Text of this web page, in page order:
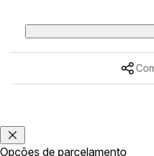
Opções de parcelamento